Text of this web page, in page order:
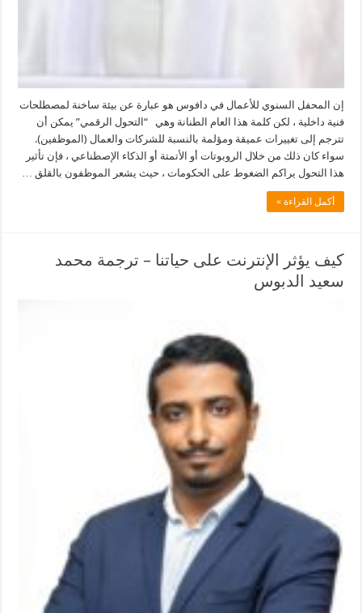
إن المحفل السنوي للأعمال في دافوس هو عبارة عن بيئة ساخنة لمصطلحات
فنية داخلية ، لكن كلمة هذا العام الطنانة وهي “التحول الرقمي” يمكن أن
تترجم إلى تغييرات عميقة ومؤلمة بالنسبة للشركات والعمال (الموظفين).
سواء كان ذلك من خلال الروبوتات أو الأتمتة أو الذكاء الإصطناعي ، فإن تأثير
هذا التحول يراكم الضغوط على الحكومات ، حيث يشعر الموظفون بالقلق …
أكمل القراءة »
كيف يؤثر الإنترنت على حياتنا – ترجمة محمد
سعيد الدبوس